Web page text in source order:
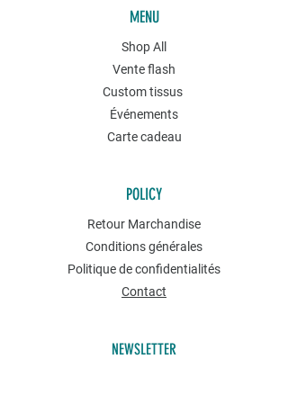
MENU
Shop All
Vente flash
Custom tissus
Événements
Carte cadeau
POLICY
Retour Marchandise
Conditions générales
Politique de confidentialités
Contact
NEWSLETTER